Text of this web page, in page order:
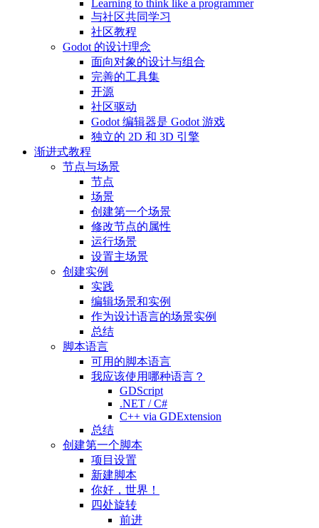
Learning to think like a programmer
与社区共同学习
社区教程
Godot 的设计理念
面向对象的设计与组合
完善的工具集
开源
社区驱动
Godot 编辑器是 Godot 游戏
独立的 2D 和 3D 引擎
渐进式教程
节点与场景
节点
场景
创建第一个场景
修改节点的属性
运行场景
设置主场景
创建实例
实践
编辑场景和实例
作为设计语言的场景实例
总结
脚本语言
可用的脚本语言
我应该使用哪种语言？
GDScript
.NET / C#
C++ via GDExtension
总结
创建第一个脚本
项目设置
新建脚本
你好，世界！
四处旋转
前进